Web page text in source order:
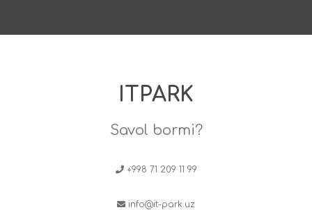
ITPARK
Savol bormi?
+998 71 209 11 99
info@it-park.uz